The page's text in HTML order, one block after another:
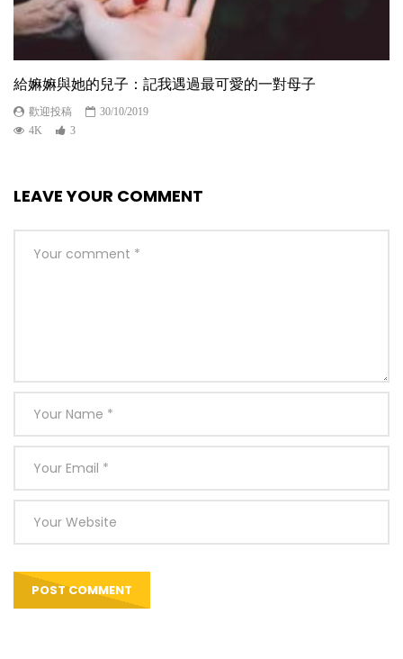
給嫲嫲與她的兒子：記我遇過最可愛的一對母子
歡迎投稿
30/10/2019
4K
3
LEAVE YOUR COMMENT